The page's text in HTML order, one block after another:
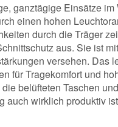
ganztägige Einsätze
einen hohen
durch die Träger
aus. Sie ist
versehen. Das
für Tragekomfort und
belüfteten Taschen
auch wirklich produktiv